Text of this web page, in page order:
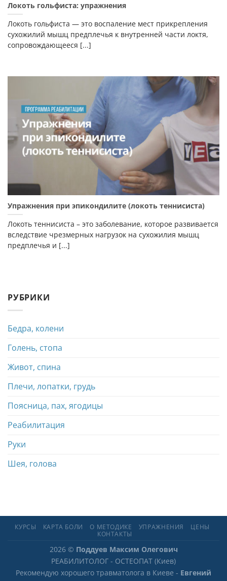
РУБРИКИ
Бедра, колени
Голень, стопа
Живот, спина
Плечи, лопатки, грудь
Поясница, пах, ягодицы
Реабилитация
Руки
Шея, голова
Локоть гольфиста: упражнения
Локоть гольфиста — это воспаление мест прикрепления
сухожилий мышц предплечья к внутренней части локтя,
сопровождающееся [...]
Упражнения при эпикондилите (локоть теннисиста)
Локоть теннисиста – это заболевание, которое развивается
вследствие чрезмерных нагрузок на сухожилия мышц
предплечья и [...]
КУРСЫ КАРТА БОЛИ О МЕТОДИКЕ УПРАЖНЕНИЯ
ЦЕНЫ
КОНТАКТЫ
2026 © Поддуев Максим Олегович
РЕАБИЛИТОЛОГ - ОСТЕОПАТ (Киев)
Рекомендую хорошего травматолога в Киеве - Евгений